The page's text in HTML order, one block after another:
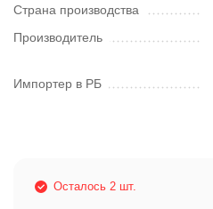
Страна производства
Производитель
Импортер в РБ
Осталось 2 шт.